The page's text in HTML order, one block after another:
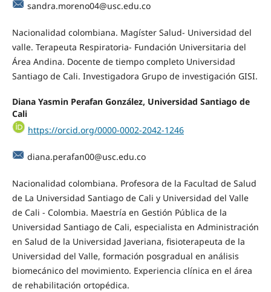
sandra.moreno04@usc.edu.co
Nacionalidad colombiana. Magíster Salud- Universidad del
valle. Terapeuta Respiratoria- Fundación Universitaria del
Área Andina. Docente de tiempo completo Universidad
Santiago de Cali. Investigadora Grupo de investigación GISI.
Diana Yasmin Perafan González, Universidad Santiago de
Cali
https://orcid.org/0000-0002-2042-1246
diana.perafan00@usc.edu.co
Nacionalidad colombiana. Profesora de la Facultad de Salud
de La Universidad Santiago de Cali y Universidad del Valle
de Cali - Colombia. Maestría en Gestión Pública de la
Universidad Santiago de Cali, especialista en Administración
en Salud de la Universidad Javeriana, fisioterapeuta de la
Universidad del Valle, formación posgradual en análisis
biomecánico del movimiento. Experiencia clínica en el área
de rehabilitación ortopédica.